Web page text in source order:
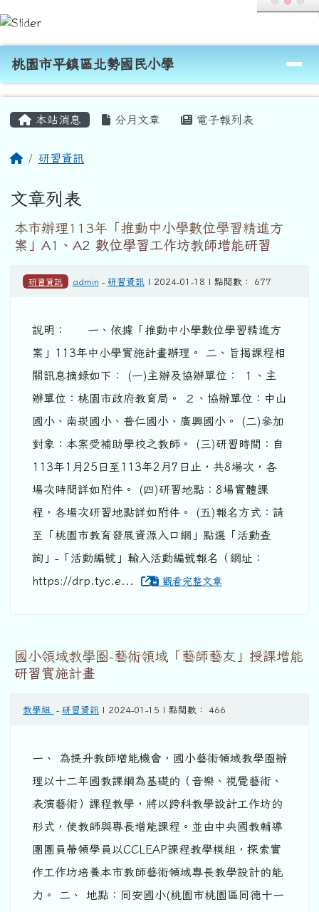
跳至主內容區
桃園市平鎮區北勢國民小學
導覽列
桃園市平鎮區北勢國民小學
本站消息 分月文章 電子報列表
回首頁研習資訊
文章列表
本市辦理113年「推動中小學數位學習精進方
案」A1、A2 數位學習工作坊教師增能研習
研習資訊 admin - 研習資訊| 2024-01-18 | 點閱數： 677
說明： 一、依據「推動中小學數位學習精進方
案」113年中小學實施計畫辦理。 二、旨揭課程相
關訊息摘錄如下： (一)主辦及協辦單位： １、主
辦單位：桃園市政府教育局。 ２、協辦單位：中山
國小、南崁國小、普仁國小、廣興國小。 (二)參加
對象：本案受補助學校之教師。 (三)研習時間：自
113年1月25日至113年2月7日止，共8場次，各
場次時間詳如附件。 (四)研習地點：8場實體課
程，各場次研習地點詳如附件。 (五)報名方式：請
至「桃園市教育發展資源入口網」點選「活動查
詢」-「活動編號」輸入活動編號報名（網址：
https://drp.tyc.e...
觀看完整文章
國小領域教學圈-藝術領域「藝師藝友」授課增能
研習實施計畫
教學組 - 研習資訊 | 2024-01-15 | 點閱數： 466
一、 為提升教師增能機會，國小藝術領域教學圈辦
理以十二年國教課綱為基礎的（音樂、視覺藝術、
表演藝術）課程教學，將以跨科教學設計工作坊的
形式，使教師與專長增能課程。並由中央國教輔導
團團員帶領學員以CCLEAP課程教學模組，探索實
作工作坊培養本市教師藝術領域專長教學設計的能
力。 二、 地點：同安國小(桃園市桃園區同德十一